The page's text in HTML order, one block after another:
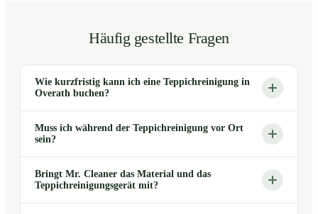
Häufig gestellte Fragen
Wie kurzfristig kann ich eine Teppichreinigung in
Overath buchen?
Muss ich während der Teppichreinigung vor Ort
sein?
Bringt Mr. Cleaner das Material und das
Teppichreinigungsgerät mit?